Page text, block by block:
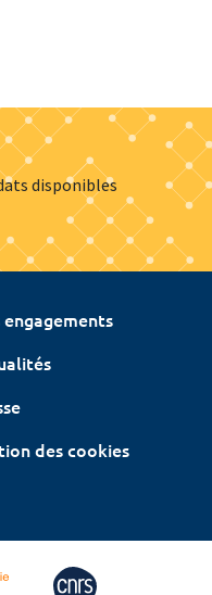
disponibles
engagements
des cookies